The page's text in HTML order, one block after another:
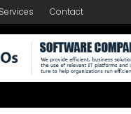
Services Contact